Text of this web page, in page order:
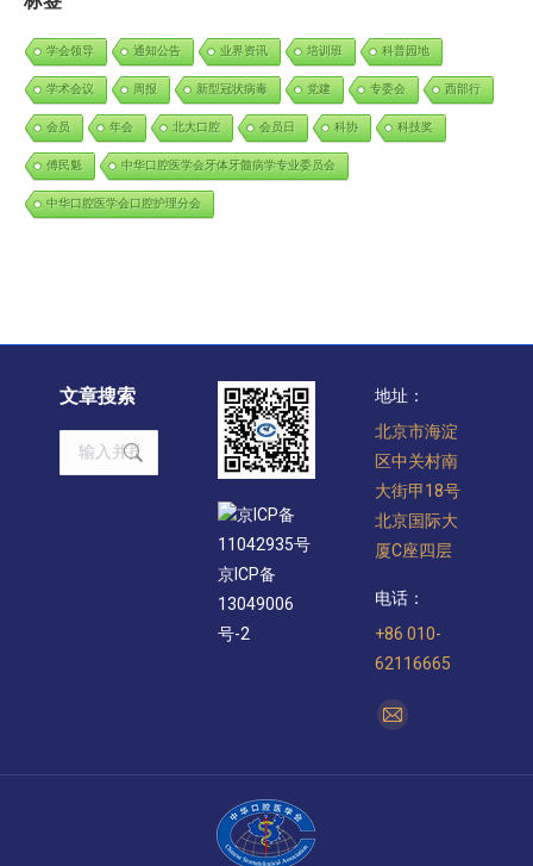
学会领导 通知公告 业界资讯 培训班 科普园地
学术会议 周报 新型冠状病毒 党建 专委会 西部行
会员 年会 北大口腔 会员日 科协 科技奖
傅民魁 中华口腔医学会牙体牙髓病学专业委员会
中华口腔医学会口腔护理分会
文章搜索
Search:
京ICP备
11042935号
京ICP备
13049006
号-2
地址：
北京市海淀
区中关村南
大街甲18号
北京国际大
厦C座四层
电话：
+86 010-
62116665
找到我们：
Mail